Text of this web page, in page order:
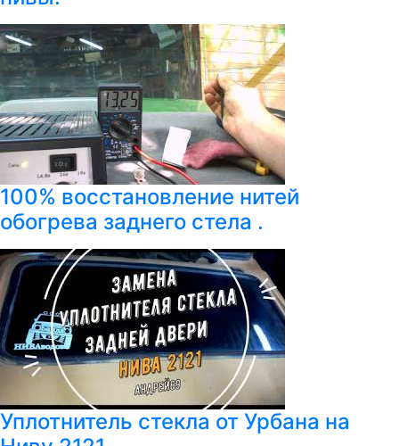
100% восстановление нитей
обогрева заднего стела .
Уплотнитель стекла от Урбана на